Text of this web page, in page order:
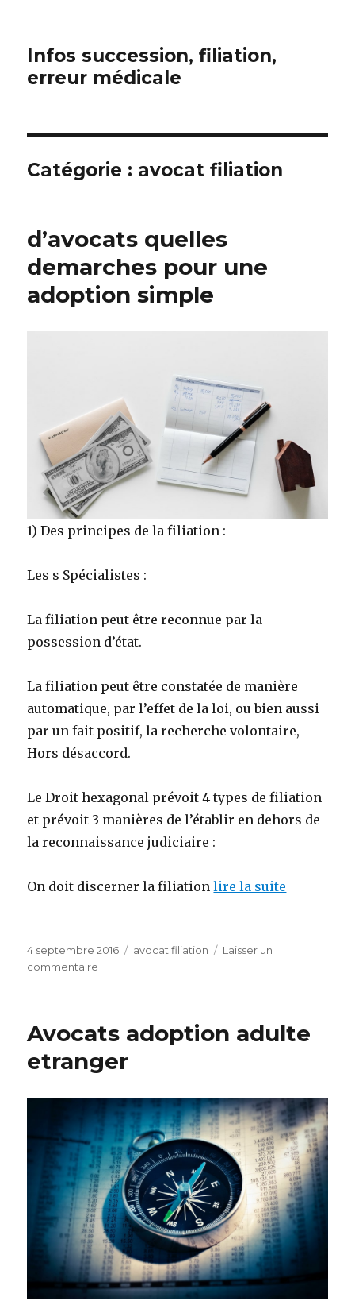
Infos succession, filiation,
erreur médicale
Catégorie : avocat filiation
d’avocats quelles
demarches pour une
adoption simple
1) Des principes de la filiation :
Les s Spécialistes :
La filiation peut être reconnue par la
possession d’état.
La filiation peut être constatée de manière
automatique, par l’effet de la loi, ou bien aussi
par un fait positif, la recherche volontaire,
Hors désaccord.
Le Droit hexagonal prévoit 4 types de filiation
et prévoit 3 manières de l’établir en dehors de
la reconnaissance judiciaire :
On doit discerner la filiationlire la suite
Publié
le
4 septembre 2016 Catégories
avocat filiation
Laisser un
commentaire
pour
adoption
Avocats adoption adulte
etranger